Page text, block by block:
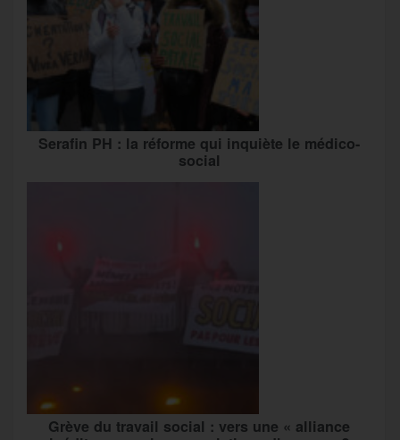
Serafin PH : la réforme qui inquiète le médico-
social
Grève du travail social : vers une « alliance